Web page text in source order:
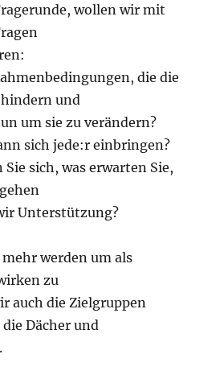
wollen wir mit
die die
und
um sie zu verändern?
sich jede:r einbringen?
Sie sich, was erwarten Sie,
Unterstützung?
werden um als
zu
auch die Zielgruppen
Dächer und